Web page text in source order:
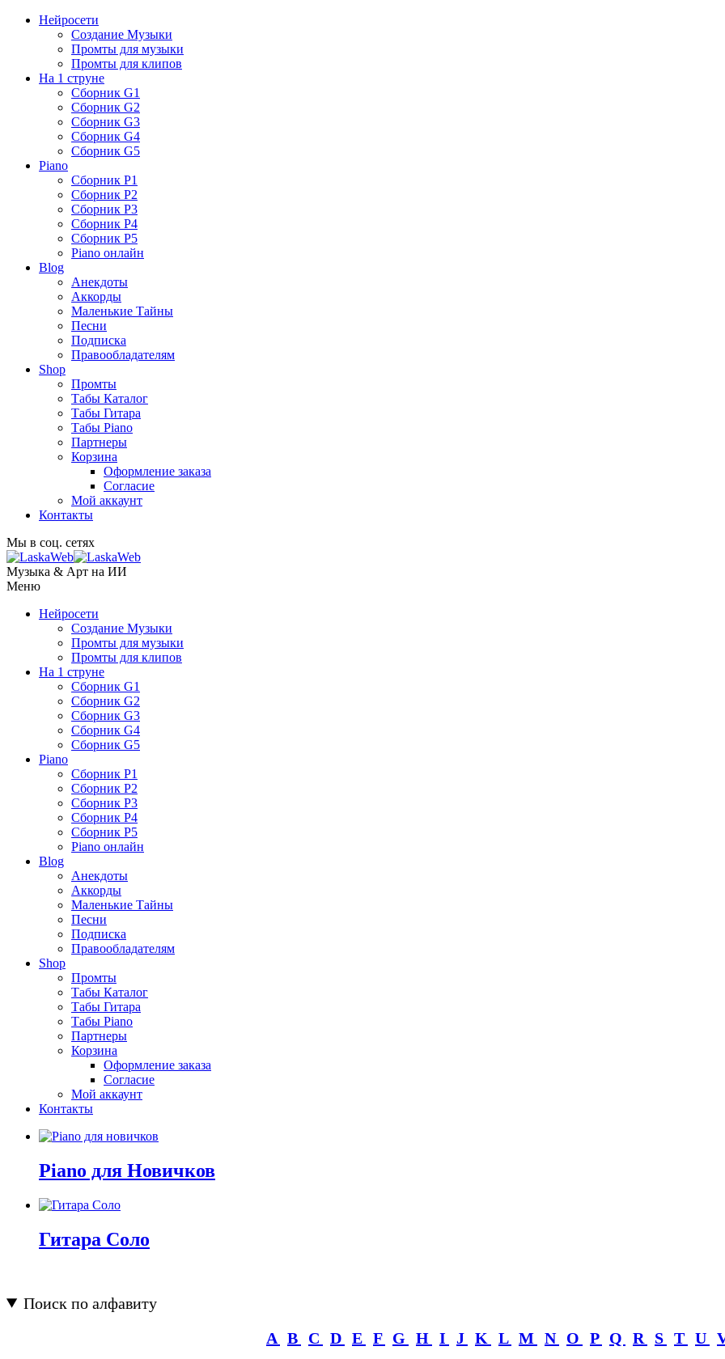
Нейросети
Создание Музыки
Промты для музыки
Промты для клипов
На 1 струне
Сборник G1
Сборник G2
Сборник G3
Сборник G4
Сборник G5
Piano
Сборник P1
Сборник P2
Сборник P3
Сборник P4
Сборник P5
Piano онлайн
Blog
Анекдоты
Аккорды
Маленькие Тайны
Песни
Подписка
Правообладателям
Shop
Промты
Табы Каталог
Табы Гитара
Табы Piano
Партнеры
Корзина
Оформление заказа
Согласие
Мой аккаунт
Контакты
Мы в соц. сетях
Музыка & Арт на ИИ
Меню
Нейросети
Создание Музыки
Промты для музыки
Промты для клипов
На 1 струне
Сборник G1
Сборник G2
Сборник G3
Сборник G4
Сборник G5
Piano
Сборник P1
Сборник P2
Сборник P3
Сборник P4
Сборник P5
Piano онлайн
Blog
Анекдоты
Аккорды
Маленькие Тайны
Песни
Подписка
Правообладателям
Shop
Промты
Табы Каталог
Табы Гитара
Табы Piano
Партнеры
Корзина
Оформление заказа
Согласие
Мой аккаунт
Контакты
Piano для Новичков
Гитара Соло
Поиск по алфавиту
A B C D E F G H I J K L M N O P Q R S T U